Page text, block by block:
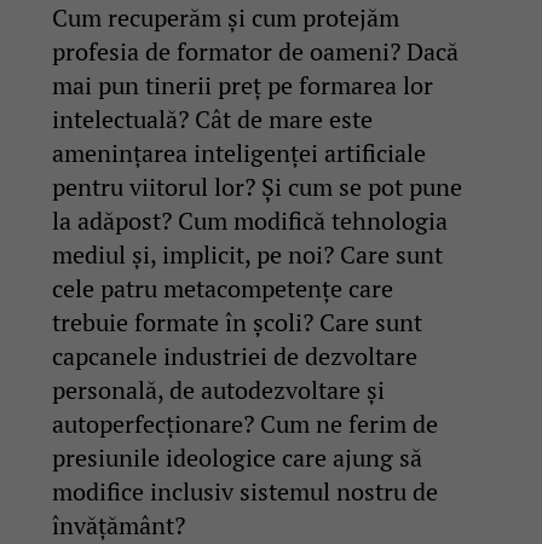
Cum recuperăm și cum protejăm
profesia de formator de oameni? Dacă
mai pun tinerii preț pe formarea lor
intelectuală? Cât de mare este
amenințarea inteligenței artificiale
pentru viitorul lor? Și cum se pot pune
la adăpost? Cum modifică tehnologia
mediul și, implicit, pe noi? Care sunt
cele patru metacompetențe care
trebuie formate în școli? Care sunt
capcanele industriei de dezvoltare
personală, de autodezvoltare și
autoperfecționare? Cum ne ferim de
presiunile ideologice care ajung să
modifice inclusiv sistemul nostru de
învățământ?